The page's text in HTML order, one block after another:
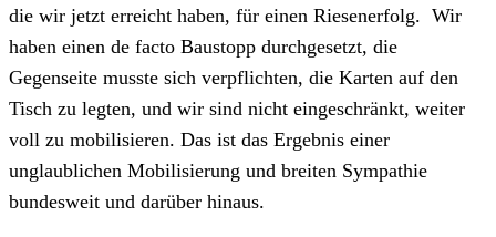
die wir jetzt erreicht haben, für einen Riesenerfolg. Wir
haben einen de facto Baustopp durchgesetzt, die
Gegenseite musste sich verpflichten, die Karten auf den
Tisch zu legten, und wir sind nicht eingeschränkt, weiter
voll zu mobilisieren. Das ist das Ergebnis einer
unglaublichen Mobilisierung und breiten Sympathie
bundesweit und darüber hinaus.